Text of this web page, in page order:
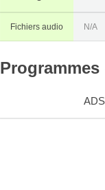
Fichiers audio N/A
ADS